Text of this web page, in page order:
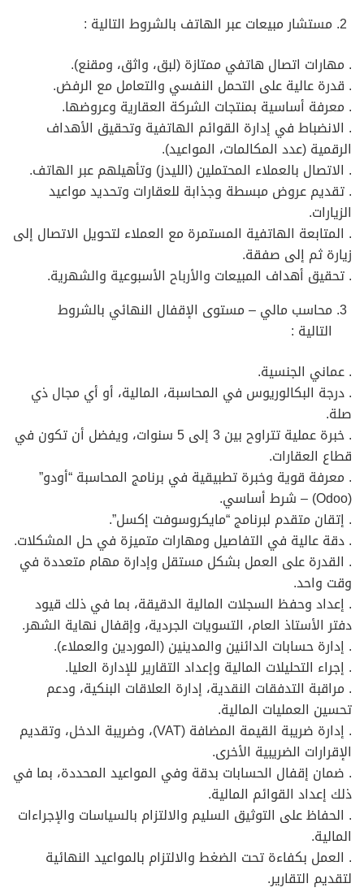
مستشار مبيعات عبر الهاتف بالشروط التالية :
. مهارات اتصال هاتفي ممتازة (لبق، واثق، ومقنع).
. قدرة عالية على التحمل النفسي والتعامل مع الرفض.
. معرفة أساسية بمنتجات الشركة العقارية وعروضها.
. الانضباط في إدارة القوائم الهاتفية وتحقيق الأهداف
الرقمية (عدد المكالمات، المواعيد).
. الاتصال بالعملاء المحتملين (الليدز) وتأهيلهم عبر الهاتف.
. تقديم عروض مبسطة وجذابة للعقارات وتحديد مواعيد
الزيارات.
. المتابعة الهاتفية المستمرة مع العملاء لتحويل الاتصال إلى
زيارة ثم إلى صفقة.
. تحقيق أهداف المبيعات والأرباح الأسبوعية والشهرية.
محاسب مالي – مستوى الإقفال النهائي بالشروط
التالية :
. عماني الجنسية.
. درجة البكالوريوس في المحاسبة، المالية، أو أي مجال ذي
صلة.
. خبرة عملية تتراوح بين 3 إلى 5 سنوات، ويفضل أن تكون في
قطاع العقارات.
. معرفة قوية وخبرة تطبيقية في برنامج المحاسبة “أودو”
(Odoo) – شرط أساسي.
. إتقان متقدم لبرنامج “مايكروسوفت إكسل”.
. دقة عالية في التفاصيل ومهارات متميزة في حل المشكلات.
. القدرة على العمل بشكل مستقل وإدارة مهام متعددة في
وقت واحد.
. إعداد وحفظ السجلات المالية الدقيقة، بما في ذلك قيود
دفتر الأستاذ العام، التسويات الجردية، وإقفال نهاية الشهر.
. إدارة حسابات الدائنين والمدينين (الموردين والعملاء).
. إجراء التحليلات المالية وإعداد التقارير للإدارة العليا.
. مراقبة التدفقات النقدية، إدارة العلاقات البنكية، ودعم
تحسين العمليات المالية.
. إدارة ضريبة القيمة المضافة (VAT)، وضريبة الدخل، وتقديم
الإقرارات الضريبية الأخرى.
. ضمان إقفال الحسابات بدقة وفي المواعيد المحددة، بما في
ذلك إعداد القوائم المالية.
. الحفاظ على التوثيق السليم والالتزام بالسياسات والإجراءات
المالية.
. العمل بكفاءة تحت الضغط والالتزام بالمواعيد النهائية
لتقديم التقارير.